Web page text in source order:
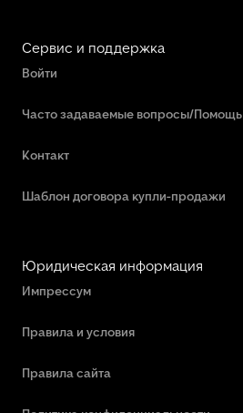
Сервис и поддержка
Войти
Часто задаваемые вопросы/Помощь
Контакт
Шаблон договора купли-продажи
Юридическая информация
Импрессум
Правила и условия
Правила сайта